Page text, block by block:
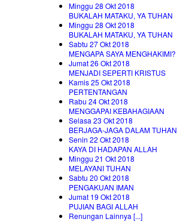
Minggu 28 Okt 2018
BUKALAH MATAKU, YA TUHAN
Minggu 28 Okt 2018
BUKALAH MATAKU, YA TUHAN
Sabtu 27 Okt 2018
MENGAPA SAYA MENGHAKIMI?
Jumat 26 Okt 2018
MENJADI SEPERTI KRISTUS
Kamis 25 Okt 2018
PERTENTANGAN
Rabu 24 Okt 2018
MENGGAPAI KEBAHAGIAAN
Selasa 23 Okt 2018
BERJAGA-JAGA DALAM TUHAN
Senin 22 Okt 2018
KAYA DI HADAPAN ALLAH
Minggu 21 Okt 2018
MELAYANI TUHAN
Sabtu 20 Okt 2018
PENGAKUAN IMAN
Jumat 19 Okt 2018
PUJIAN BAGI ALLAH
Renungan Lainnya [...]